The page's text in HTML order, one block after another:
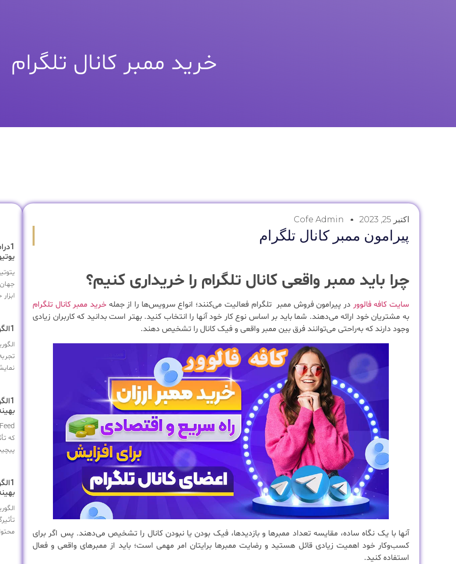
خرید ممبر کانال تلگرام
اکتبر 25, 2023 Cofe Admin
پیرامون ممبر کانال تلگرام
چرا باید ممبر واقعی کانال تلگرام را خریداری کنیم؟
سایت کافه فالوور در پیرامون فروش ممبر تلگرام فعالیت می‌کنند؛ انواع سرویس‌ها را از جمله خرید ممبر کانال تلگرام
به مشتریان خود ارائه می‌دهند. شما باید بر اساس نوع کار خود آنها را انتخاب کنید. بهتر است بدانید که کاربران زیادی
وجود دارند که به‌راحتی می‌توانند فرق بین ممبر واقعی و فیک کانال را تشخیص دهند.
آنها با یک نگاه ساده، مقایسه تعداد ممبرها و بازدیدها، فیک بودن یا نبودن کانال را تشخیص می‌دهند. پس اگر برای
کسب‌وکار خود اهمیت زیادی قائل هستید و رضایت ممبرها برایتان امر مهمی است؛ باید از ممبرهای واقعی و فعال
استفاده کنید.
1الگوریتم جدید اینستاگرام: تغییرات و تأثیرات آن بر کاربران
که